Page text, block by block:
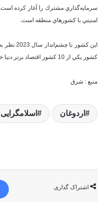
سرمايه‌گذاري مشترك را آغاز كرده است.
امنيتي با كشورهاي منطقه است.
اين
كشور يكي از 10 كشور اقتصاد برتر دنيا خواهد بود. سياست خارجي تركيه و تعادل در حفظ روابط با دنياي غرب و شرق حافظ اين هدف خواهد بود.
منبع : شرق
اردوغان اسلامگرایی
اشتراک گذاری